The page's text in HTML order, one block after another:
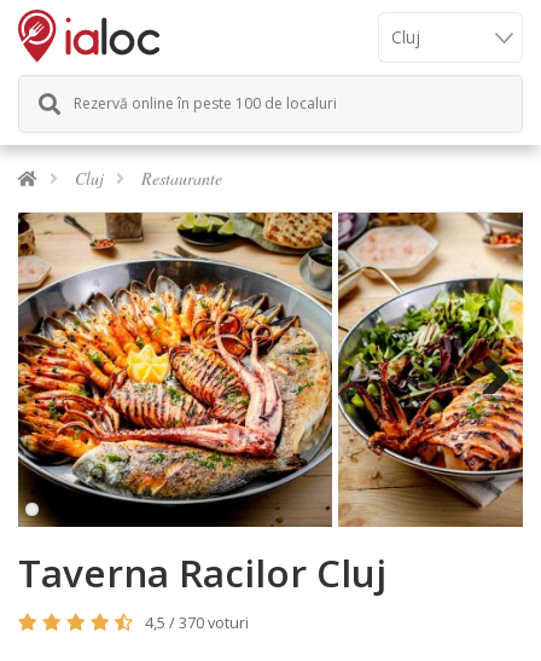
Rezervă online în peste 100 de localuri
Cluj Restaurante
Next
Taverna Racilor Cluj
4,5 / 370 voturi